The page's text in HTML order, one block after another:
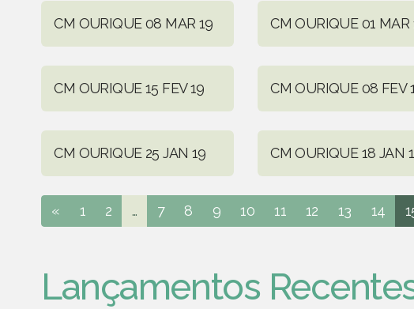
CM OURIQUE 08 MAR 19 CM OURIQUE 01 MAR
CM OURIQUE 15 FEV 19 CM OURIQUE 08 FEV
CM OURIQUE 25 JAN 19 CM OURIQUE 18 JAN
« 1 2 ... 7 8 9 10 11 12 13 14
Lançamentos